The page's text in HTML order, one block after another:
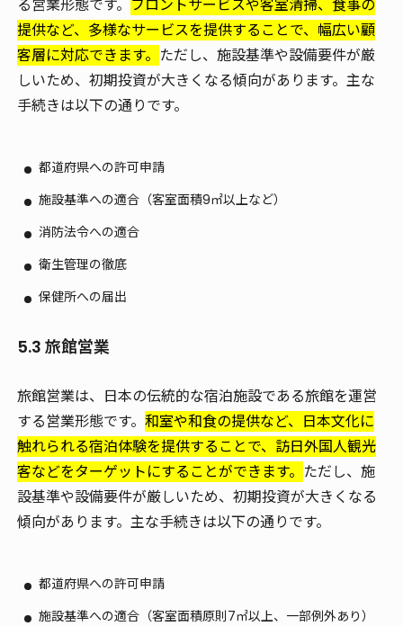
る営業形態です。 フロントサービスや客室清掃、食事の
提供など、多様なサービスを提供することで、幅広い顧
客層に対応できます。 ただし、施設基準や設備要件が厳
しいため、初期投資が大きくなる傾向があります。主な
手続きは以下の通りです。
都道府県への許可申請
施設基準への適合（客室面積9㎡以上など）
消防法令への適合
衛生管理の徹底
保健所への届出
5.3 旅館営業
旅館営業は、日本の伝統的な宿泊施設である旅館を運営
する営業形態です。 和室や和食の提供など、日本文化に
触れられる宿泊体験を提供することで、訪日外国人観光
客などをターゲットにすることができます。 ただし、施
設基準や設備要件が厳しいため、初期投資が大きくなる
傾向があります。主な手続きは以下の通りです。
都道府県への許可申請
施設基準への適合（客室面積原則7㎡以上、一部例外あり）